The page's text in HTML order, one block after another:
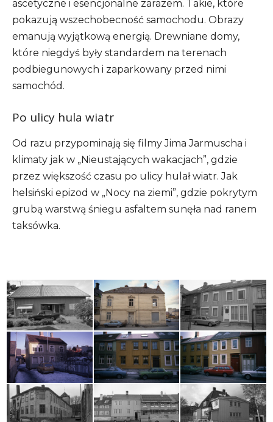
ascetyczne i esencjonalne zarazem. Takie, które
pokazują wszechobecność samochodu. Obrazy
emanują wyjątkową energią. Drewniane domy,
które niegdyś były standardem na terenach
podbiegunowych i zaparkowany przed nimi
samochód.
Po ulicy hula wiatr
Od razu przypominają się filmy Jima Jarmuscha i
klimaty jak w „Nieustających wakacjach”, gdzie
przez większość czasu po ulicy hulał wiatr. Jak
helsiński epizod w „Nocy na ziemi”, gdzie pokrytym
grubą warstwą śniegu asfaltem sunęła nad ranem
taksówka.